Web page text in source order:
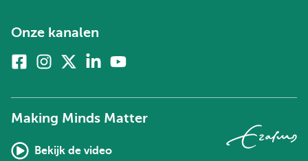
Onze kanalen
FacebookInstagram
twitter)
Linkedin
Making Minds Matter
Bekijk de video